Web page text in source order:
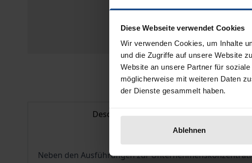
Diese Webseite verwendet Cookies
Wir verwenden Cookies, um Inhalte
und die Zugriffe auf unsere Website
Website an unsere Partner für
möglicherweise mit weiteren Daten
der Dienste gesammelt haben.
Ablehnen
Description
Neben den Ausführungen zur